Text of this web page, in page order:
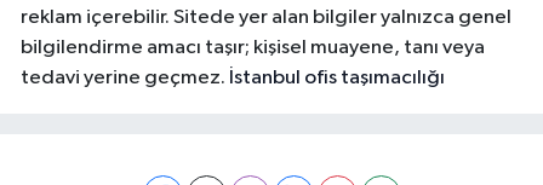
reklam içerebilir. Sitede yer alan bilgiler yalnızca genel
bilgilendirme amacı taşır; kişisel muayene, tanı veya
tedavi yerine geçmez. İstanbul ofis taşımacılığı